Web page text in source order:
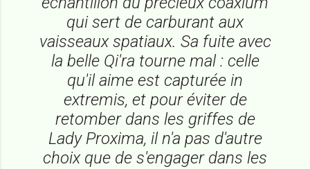
qui sert de carburant aux
vaisseaux spatiaux. Sa fuite avec
la belle Qi'ra tourne mal : celle
qu'il aime est capturée in
extremis, et pour éviter de
retomber dans les griffes de
Lady Proxima, il n'a pas d'autre
choix que de s'engager dans les